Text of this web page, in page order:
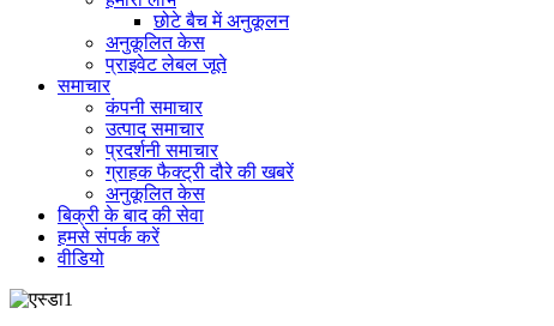
छोटे बैच में अनुकूलन
अनुकूलित केस
प्राइवेट लेबल जूते
समाचार
कंपनी समाचार
उत्पाद समाचार
प्रदर्शनी समाचार
ग्राहक फैक्ट्री दौरे की खबरें
अनुकूलित केस
बिक्री के बाद की सेवा
हमसे संपर्क करें
वीडियो